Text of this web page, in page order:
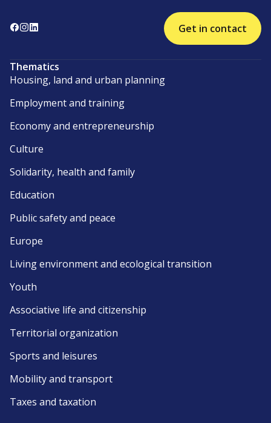
Get in contact
Thematics
Housing, land and urban planning
Employment and training
Economy and entrepreneurship
Culture
Solidarity, health and family
Education
Public safety and peace
Europe
Living environment and ecological transition
Youth
Associative life and citizenship
Territorial organization
Sports and leisures
Mobility and transport
Taxes and taxation